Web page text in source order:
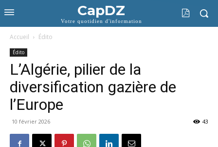
CapDZ
Votre quotidien d'information
Accueil Édito
Édito
L’Algérie, pilier de la
diversification gazière de
l’Europe
10 février 2026 43